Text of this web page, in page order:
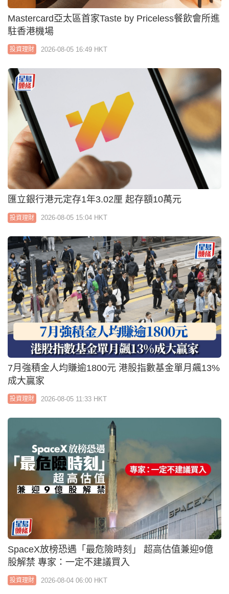
Mastercard亞太區首家Taste by Priceless餐飲會所進
駐香港機場
投資理財 2026-08-05 16:49 HKT
匯立銀行港元定存1年3.02厘 起存額10萬元
投資理財 2026-08-05 15:04 HKT
7月強積金人均賺逾1800元 港股指數基金單月飆13%
成大贏家
投資理財 2026-08-05 11:33 HKT
SpaceX放榜恐遇「最危險時刻」 超高估值兼迎9億
股解禁 專家：一定不建議買入
投資理財 2026-08-04 06:00 HKT